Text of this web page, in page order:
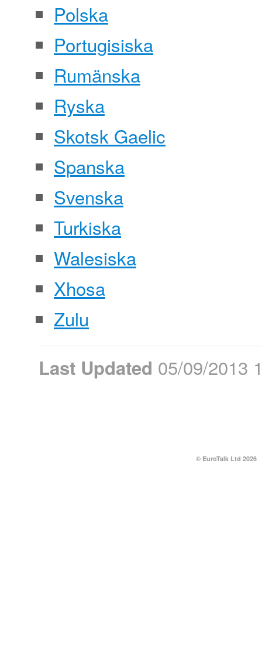
Polska
Portugisiska
Rumänska
Ryska
Skotsk Gaelic
Spanska
Svenska
Turkiska
Walesiska
Xhosa
Zulu
Last Updated 05/09/2013
© EuroTalk Ltd 2026